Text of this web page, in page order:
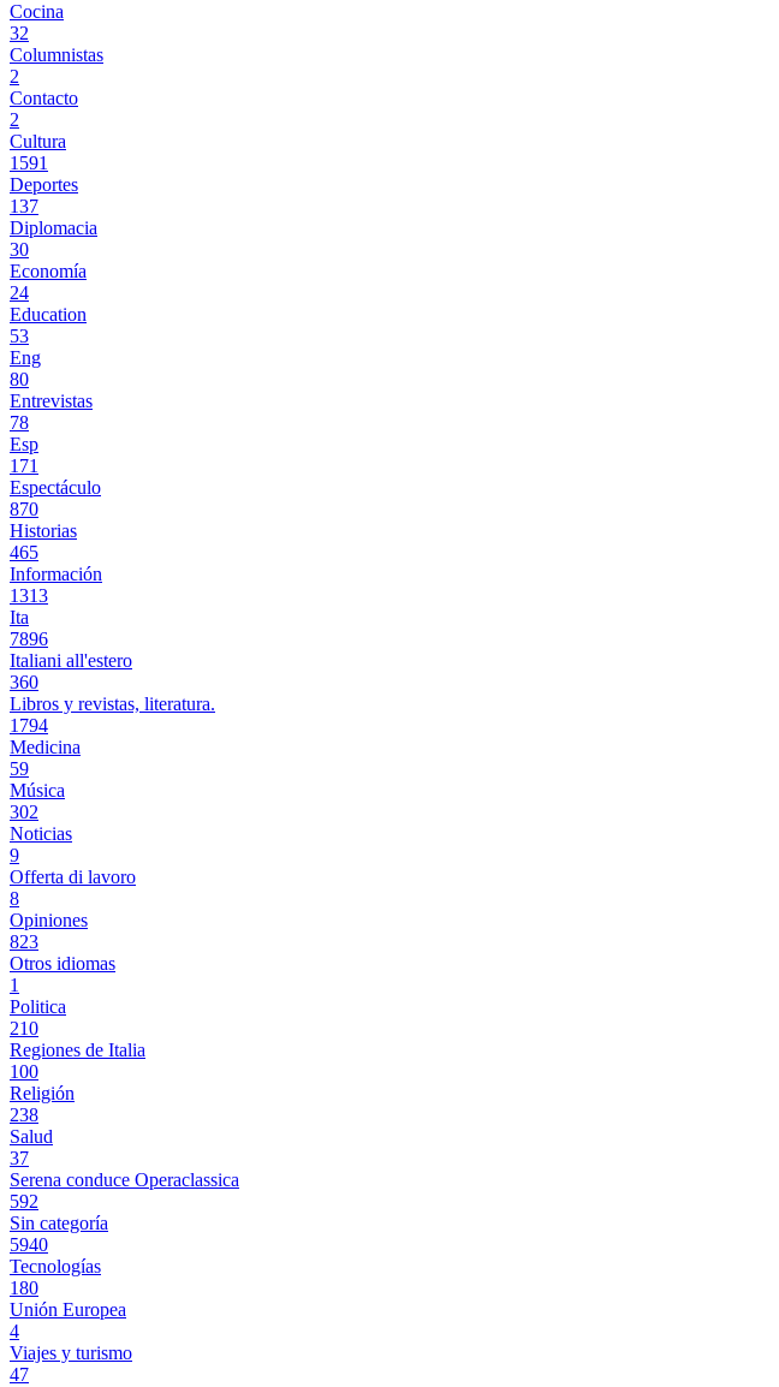
Cocina
32
Columnistas
2
Contacto
2
Cultura
1591
Deportes
137
Diplomacia
30
Economía
24
Education
53
Eng
80
Entrevistas
78
Esp
171
Espectáculo
870
Historias
465
Información
1313
Ita
7896
Italiani all'estero
360
Libros y revistas, literatura.
1794
Medicina
59
Música
302
Noticias
9
Offerta di lavoro
8
Opiniones
823
Otros idiomas
1
Politica
210
Regiones de Italia
100
Religión
238
Salud
37
Serena conduce Operaclassica
592
Sin categoría
5940
Tecnologías
180
Unión Europea
4
Viajes y turismo
47